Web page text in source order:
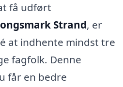
få udført
Strand, er
at indhente mindst tre
fagfolk. Denne
får en bedre